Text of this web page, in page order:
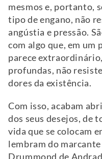
mesmos e, portanto,
tipo de engano, não
angústia e pressão.
com algo que, em
parece
profundas, não
dores da existência.
Com isso, acabam
dos seus desejos, de
vida que se colocam
lembram do
Drummond de